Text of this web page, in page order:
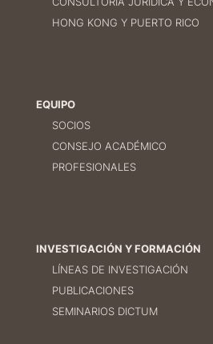
HONG KONG Y PUERTO RICO
EQUIPO
SOCIOS
CONSEJO ACADÉMICO
PROFESIONALES
INVESTIGACIÓN Y FORMACIÓN
LÍNEAS DE INVESTIGACIÓN
PUBLICACIONES
SEMINARIOS DICTUM